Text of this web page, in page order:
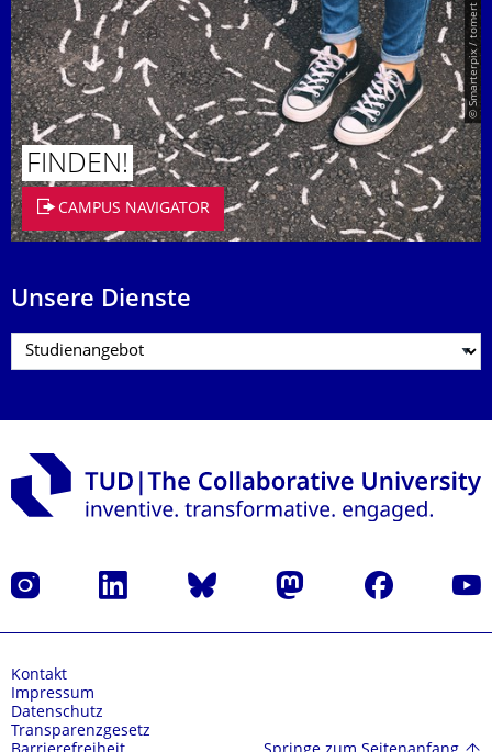
© Smarterpix / tomert
FINDEN!
CAMPUS NAVIGATOR
Unsere Dienste
Instagram LinkedIn Bluesky Mastodon Facebook
Kontakt
Impressum
Datenschutz
Transparenzgesetz